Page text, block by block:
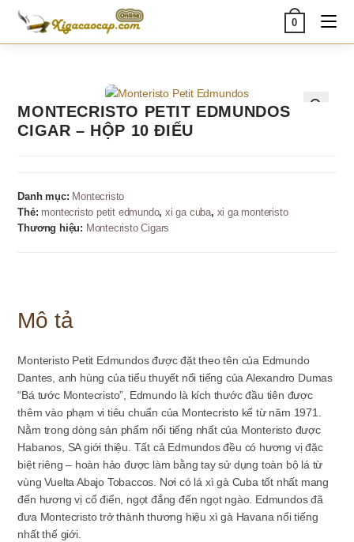
Skip
content
0
MONTECRISTO PETIT EDMUNDOS
CIGAR – HỘP 10 ĐIẾU
Danh mục: Montecristo
Thẻ: montecristo petit edmundo,xi ga cuba, xi ga monteristo
Thương hiệu: Montecristo Cigars
Mô tả
Monteristo Petit Edmundos được đặt theo tên của Edmundo
Dantes, anh hùng của tiểu thuyết nổi tiếng của Alexandro Dumas
“Bá tước Montecristo”, Edmundo là kích thước đầu tiên được
thêm vào phạm vi tiêu chuẩn của Montecristo kể từ năm 1971.
Nằm trong dòng sản phẩm nổi tiếng nhất của Monteristo được
Habanos, SA giới thiệu. Tất cả Edmundos đều có hương vị đặc
biệt riêng – hoàn hảo được làm bằng tay sử dụng toàn bộ lá từ
vùng Vuelta Abajo Tobaccos. Nơi có lá xì gà Cuba tốt nhất mang
đến hương vị cổ điển, ngọt đắng đến ngọt ngào. Edmundos đã
đưa Montecristo trở thành thương hiệu xì gà Havana nổi tiếng
nhất thế giới.